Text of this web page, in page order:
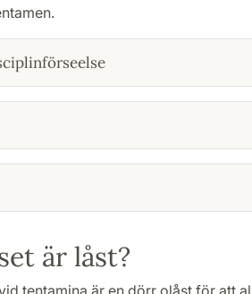
är låst?
tentamina är en dörr olåst för att